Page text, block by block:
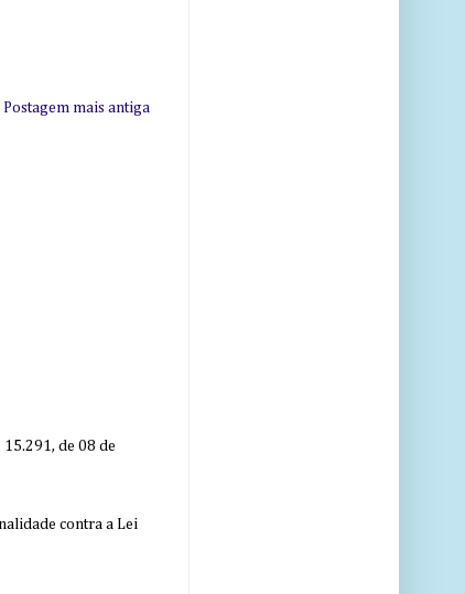
Postagem mais antiga
de 08 de
contra a Lei